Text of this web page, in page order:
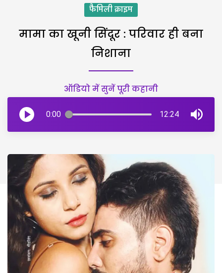
फैमिली क्राइम
मामा का खूनी सिंदूर : परिवार ही बना
निशाना
ऑडियो में सुनें पूरी कहानी
0:00 12:24